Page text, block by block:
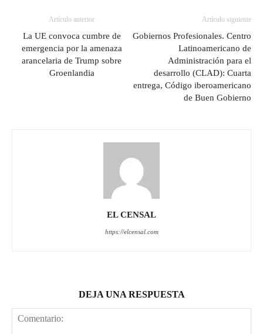
Artículo anterior
La UE convoca cumbre de
emergencia por la amenaza
arancelaria de Trump sobre
Groenlandia
Artículo siguiente
Gobiernos Profesionales. Centro
Latinoamericano de
Administración para el
desarrollo (CLAD): Cuarta
entrega, Código iberoamericano
de Buen Gobierno
EL CENSAL
https://elcensal.com
DEJA UNA RESPUESTA